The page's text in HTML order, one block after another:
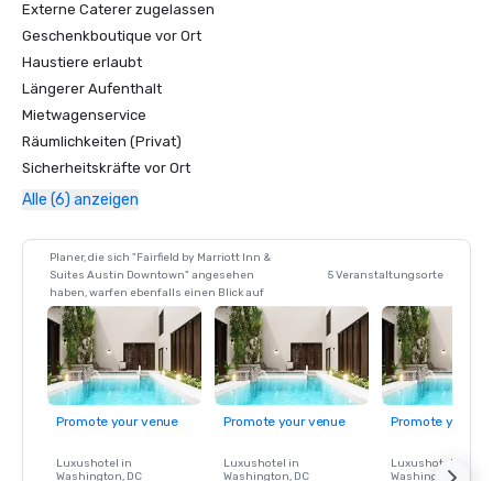
Externe Caterer zugelassen
Geschenkboutique vor Ort
Haustiere erlaubt
Längerer Aufenthalt
Mietwagenservice
Räumlichkeiten (Privat)
Sicherheitskräfte vor Ort
Alle (6) anzeigen
Planer, die sich "Fairfield by Marriott Inn &
Suites Austin Downtown" angesehen
haben, warfen ebenfalls einen Blick auf
5 Veranstaltungsorte
Promote your venue
Luxushotel in
Washington, DC
Promote your venue
Luxushotel in
Washington, DC
Promote your
Luxushotel in
Washington